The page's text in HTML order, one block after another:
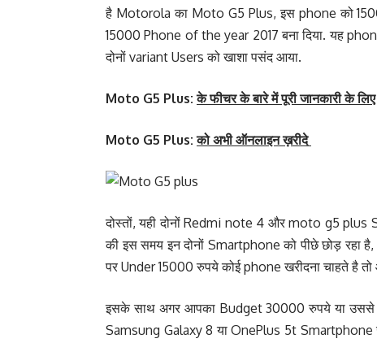
है Motorola का Moto G5 Plus, इस phone को
15000 Phone of the year 2017 बना दिया. यह
दोनों variant Users को खाशा पसंद आया.
Moto G5 Plus:के फीचर के बारे में पूरी जानकारी के
Moto G5 Plus:को अभी ऑनलाइन ख़रीदे
दोस्तों, यही दोनों Redmi note 4 और moto g5
की इस समय इन दोनों Smartphone को पीछे छोड़ रहा है,
पर Under 15000 रुपये कोई phone खरीदना चाहते है
इसके साथ अगर आपका Budget 30000 रुपये या उससे
Samsung Galaxy 8 या OnePlus 5t